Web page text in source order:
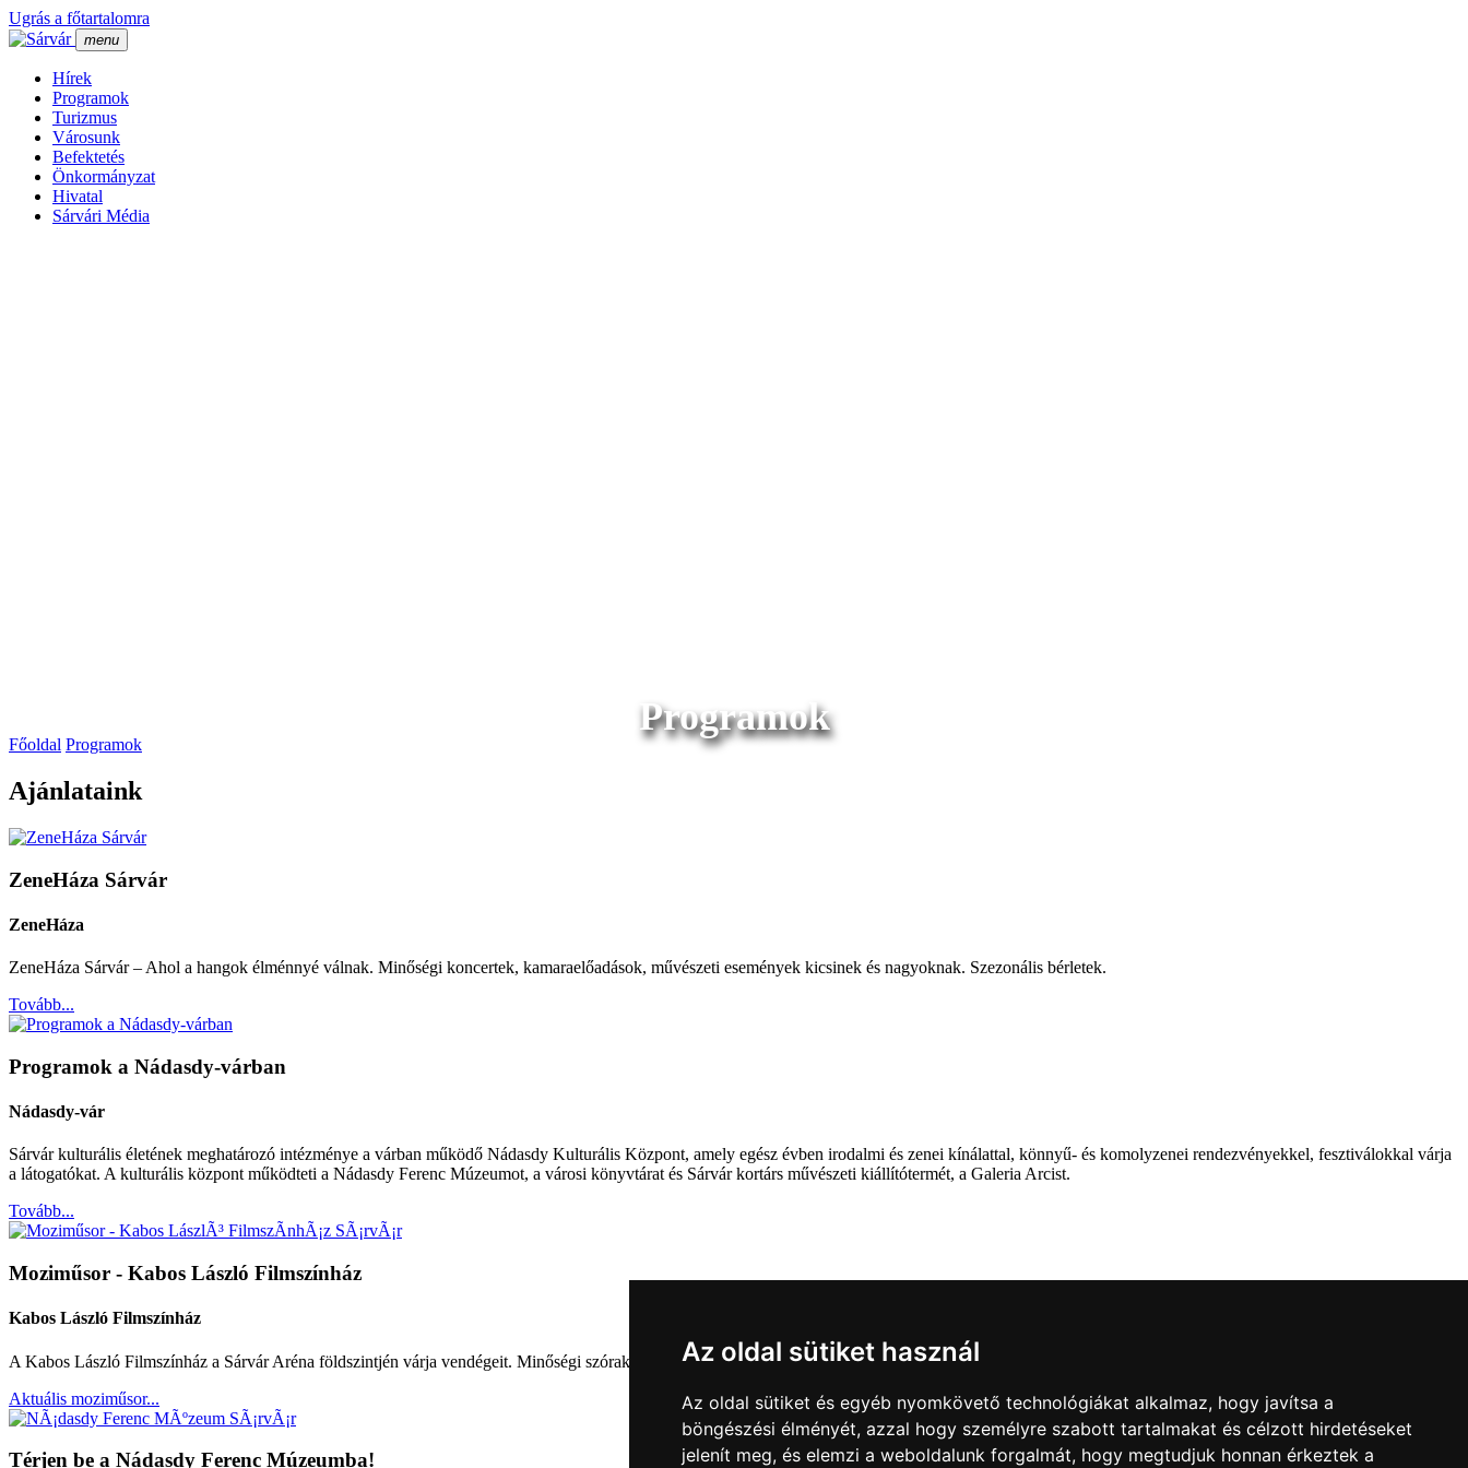
Az oldal sütiket használ
Az oldal sütiket és egyéb nyomkövető technológiákat alkalmaz, hogy javítsa a
böngészési élményét, azzal hogy személyre szabott tartalmakat és célzott hirdetéseket
jelenít meg, és elemzi a weboldalunk forgalmát, hogy megtudjuk honnan érkeztek a
Ugrás a főtartalomra
menu
Hí­rek
Programok
Turizmus
Városunk
Befektetés
Önkormányzat
Hivatal
Sárvári Média
Programok
Főoldal Programok
Ajánlataink
ZeneHáza Sárvár
ZeneHáza
ZeneHáza Sárvár – Ahol a hangok élménnyé válnak. Minőségi koncertek, kamaraelőadások, művészeti események kicsinek és nagyoknak. Szezonális bérletek.
Tovább...
Programok a Nádasdy-várban
Nádasdy-vár
Sárvár kulturális életének meghatározó intézménye a várban működő Nádasdy Kulturális Központ, amely egész évben irodalmi és zenei kínálattal, könnyű- és komolyzenei rendezvényekkel, fesztiválokkal várja
a látogatókat. A kulturális központ működteti a Nádasdy Ferenc Múzeumot, a városi könyvtárat és Sárvár kortárs művészeti kiállítótermét, a Galeria Arcist.
Tovább...
Moziműsor - Kabos László Filmszínház
Kabos László Filmszí­nház
A Kabos László Filmszínház a Sárvár Aréna földszintjén várja vendégeit. Minőségi szórakozás kellemes környezetben. Premier filmek Sárváron!
Aktuális moziműsor...
Térjen be a Nádasdy Ferenc Múzeumba!